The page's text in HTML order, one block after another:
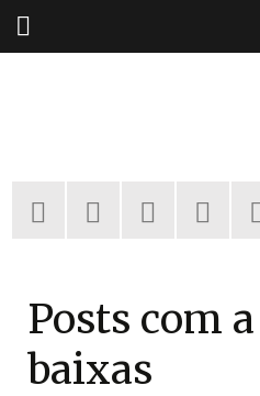
Pular
para
Posts com
baixas